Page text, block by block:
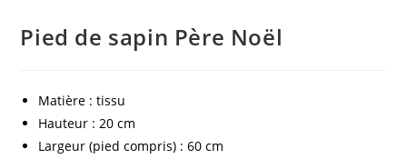
Pied de sapin Père Noël
Matière : tissu
Hauteur : 20 cm
Largeur (pied compris) : 60 cm